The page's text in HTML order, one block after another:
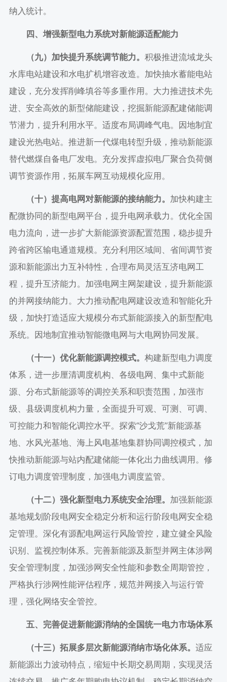
纳入统计。
四、增强新型电力系统对新能源适配能力
（九）加快提升系统调节能力。 积极推进流域龙头
水库电站建设和水电扩机增容改造。加快抽水蓄能电站
建设，充分发挥削峰填谷等多重作用。大力推进技术先
进、安全高效的新型储能建设，挖掘新能源配建储能调
节潜力，提升利用水平。适度布局调峰气电。因地制宜
建设光热电站。推进新一代煤电转型升级，推动新能源
替代燃煤自备电厂发电。充分发挥虚拟电厂聚合负荷侧
调节资源作用，拓展车网互动规模化应用。
（十）提高电网对新能源的接纳能力。 加快构建主
配微协同的新型电网平台，提升电网承载力。优化全国
电力流向，进一步扩大新能源资源配置范围，稳步提升
跨省跨区输电通道规模。充分利用区域间、省间调节资
源和新能源出力互补特性，合理布局灵活互济电网工
程，提升互济能力。加强电网主网架建设，提升新能源
的并网接纳能力。大力推动配电网建设改造和智能化升
级，加快打造适应大规模分布式新能源接入的新型配电
系统。因地制宜推动智能微电网与大电网协同发展。
（十一）优化新能源调控模式。 构建新型电力调度
体系，进一步厘清调度机构、各级电网、集中式新能
源、分布式新能源等的调控关系和职责范围，加强市
级、县级调度机构力量，全面提升可观、可测、可调、
可控能力和智能化调控水平。探索“沙戈荒”新能源基
地、水风光基地、海上风电基地集群协同调控模式，加
快推动新能源与站内配建储能一体化出力曲线调用。修
订电力调度管理制度，加强电力调度监管。
（十二）强化新型电力系统安全治理。 加强新能源
基地规划阶段电网安全稳定分析和运行阶段电网安全稳
定管理。深化有源配电网运行风险管控，建立健全风险
识别、监视控制体系。完善新能源及新型并网主体涉网
安全管理制度，加强涉网安全性能和参数全周期管控，
严格执行涉网性能评估程序，规范并网接入与运行管
理，强化网络安全管控。
五、完善促进新能源消纳的全国统一电力市场体系
（十三）拓展多层次新能源消纳市场化体系。 适应
新能源出力波动特点，缩短中长期交易周期，实现灵活